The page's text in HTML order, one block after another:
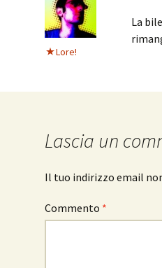
Lore!
La
Lascia un
Il tuo indirizzo email
Commento *